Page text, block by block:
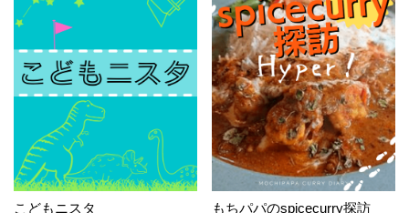
こどもニスタ
もちパパのspicecurry探訪